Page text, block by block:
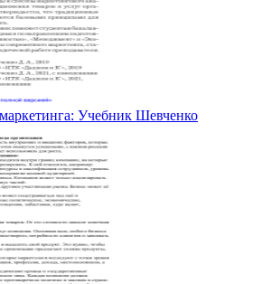
Учебник Шевченко